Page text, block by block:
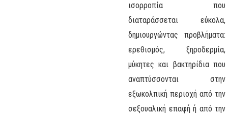
ισορροπία που
διαταράσσεται εύκολα,
δημιουργώντας προβλήματα:
ερεθισμός, ξηροδερμία,
μύκητες και βακτηρίδια που
αναπτύσσονται στην
εξωκολπική περιοχή από την
σεξουαλική επαφή ή από την